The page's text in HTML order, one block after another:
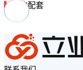
周边配套